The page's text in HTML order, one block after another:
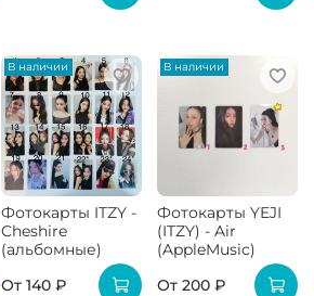
В наличии
Фотокарты ITZY -
Cheshire
(альбомные)
От 140 ₽
В наличии
Фотокарты YEJI
(ITZY) - Air
(AppleMusic)
От 200 ₽